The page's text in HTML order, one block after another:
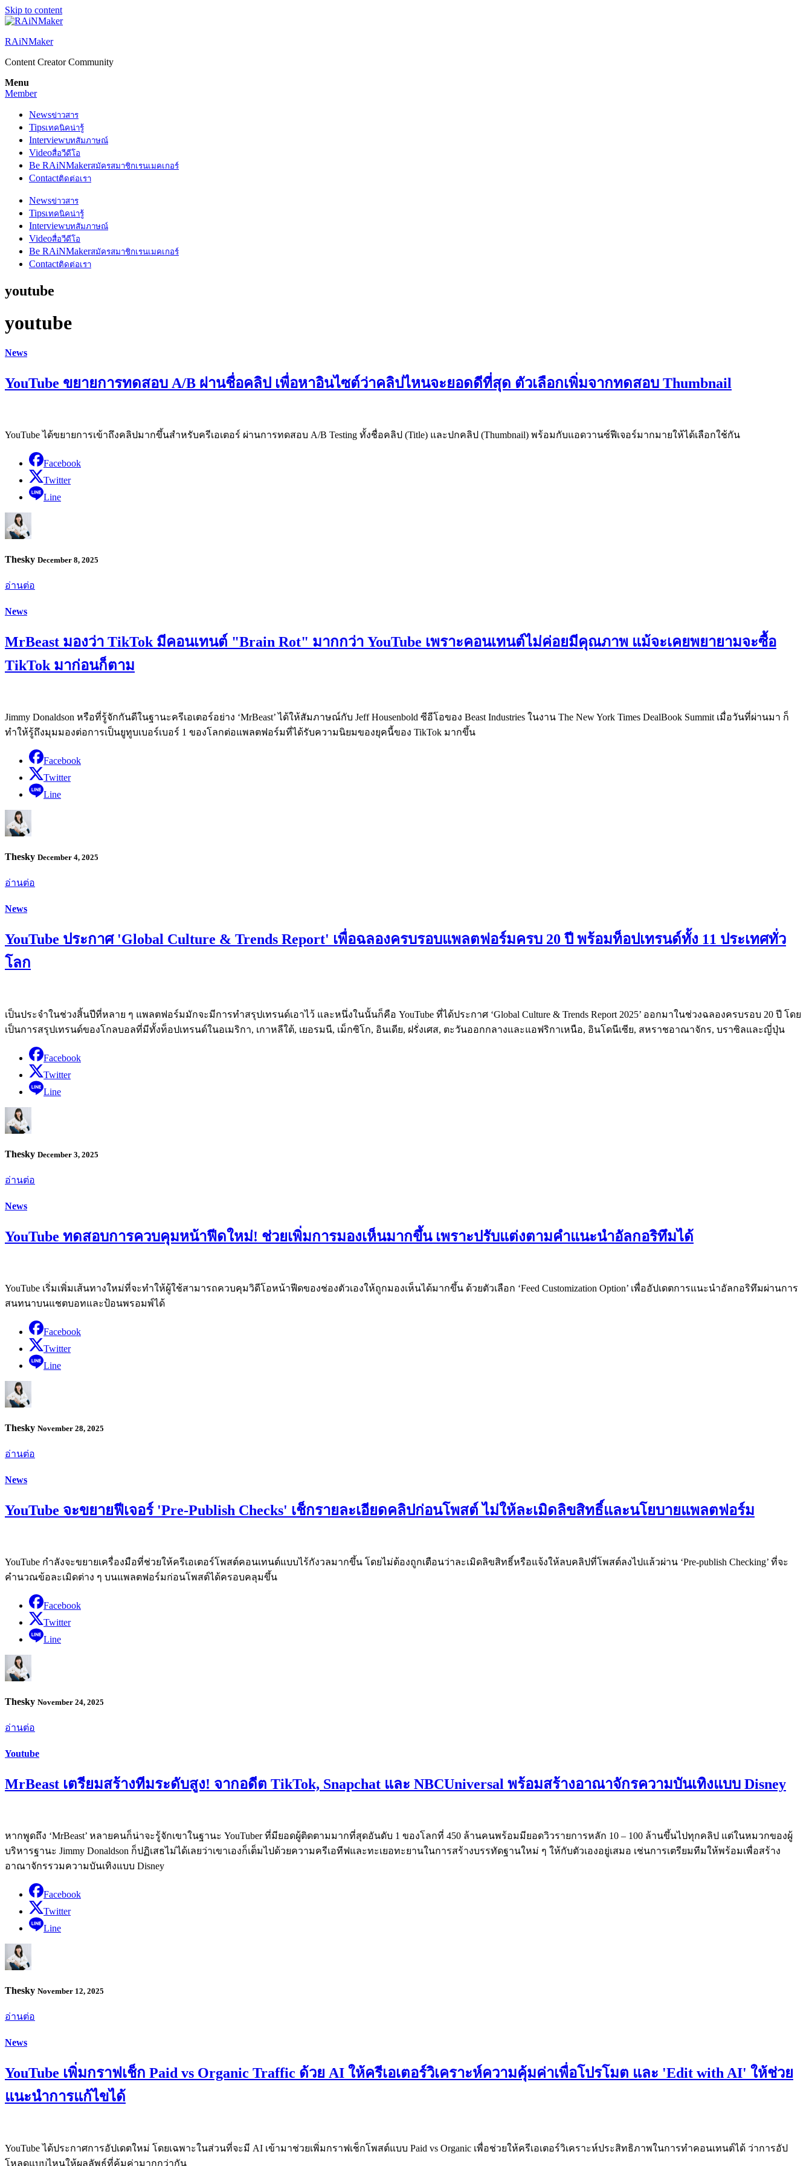
Skip to content
RAiNMaker
Content Creator Community
Menu
Member
Newsข่าวสาร
Tipsเทคนิคน่ารู้
Interviewบทสัมภาษณ์
Videoสื่อวีดีโอ
Be RAiNMakerสมัครสมาชิกเรนเมคเกอร์
Contactติดต่อเรา
Newsข่าวสาร
Tipsเทคนิคน่ารู้
Interviewบทสัมภาษณ์
Videoสื่อวีดีโอ
Be RAiNMakerสมัครสมาชิกเรนเมคเกอร์
Contactติดต่อเรา
youtube
youtube
News
YouTube ขยายการทดสอบ A/B ผ่านชื่อคลิป เพื่อหาอินไซต์ว่าคลิปไหนจะยอดดีที่สุด ตัวเลือกเพิ่มจากทดสอบ Thumbnail
YouTube ได้ขยายการเข้าถึงคลิปมากขึ้นสำหรับครีเอเตอร์ ผ่านการทดสอบ A/B Testing ทั้งชื่อคลิป (Title) และปกคลิป (Thumbnail) พร้อมกับแอดวานซ์ฟีเจอร์มากมายให้ได้เลือกใช้กัน
Facebook
Twitter
Line
Thesky December 8, 2025
อ่านต่อ
News
MrBeast มองว่า TikTok มีคอนเทนต์ "Brain Rot" มากกว่า YouTube เพราะคอนเทนต์ไม่ค่อยมีคุณภาพ แม้จะเคยพยายามจะซื้อ
TikTok มาก่อนก็ตาม
Jimmy Donaldson หรือที่รู้จักกันดีในฐานะครีเอเตอร์อย่าง ‘MrBeast’ ได้ให้สัมภาษณ์กับ Jeff Housenbold ซีอีโอของ Beast Industries ในงาน The New York Times DealBook Summit เมื่อวันที่ผ่านมา ก็
ทำให้รู้ถึงมุมมองต่อการเป็นยูทูบเบอร์เบอร์ 1 ของโลกต่อแพลตฟอร์มที่ได้รับความนิยมของยุคนี้ของ TikTok มากขึ้น
Facebook
Twitter
Line
Thesky December 4, 2025
อ่านต่อ
News
YouTube ประกาศ 'Global Culture & Trends Report' เพื่อฉลองครบรอบแพลตฟอร์มครบ 20 ปี พร้อมท็อปเทรนด์ทั้ง 11 ประเทศทั่ว
โลก
เป็นประจำในช่วงสิ้นปีที่หลาย ๆ แพลตฟอร์มมักจะมีการทำสรุปเทรนด์เอาไว้ และหนึ่งในนั้นก็คือ YouTube ที่ได้ประกาศ ‘Global Culture & Trends Report 2025’ ออกมาในช่วงฉลองครบรอบ 20 ปี โดย
เป็นการสรุปเทรนด์ของโกลบอลที่มีทั้งท็อปเทรนด์ในอเมริกา, เกาหลีใต้, เยอรมนี, เม็กซิโก, อินเดีย, ฝรั่งเศส, ตะวันออกกลางและแอฟริกาเหนือ, อินโดนีเซีย, สหราชอาณาจักร, บราซิลและญี่ปุ่น
Facebook
Twitter
Line
Thesky December 3, 2025
อ่านต่อ
News
YouTube ทดสอบการควบคุมหน้าฟีดใหม่! ช่วยเพิ่มการมองเห็นมากขึ้น เพราะปรับแต่งตามคำแนะนำอัลกอริทึมได้
YouTube เริ่มเพิ่มเส้นทางใหม่ที่จะทำให้ผู้ใช้สามารถควบคุมวิดีโอหน้าฟีดของช่องตัวเองให้ถูกมองเห็นได้มากขึ้น ด้วยตัวเลือก ‘Feed Customization Option’ เพื่ออัปเดตการแนะนำอัลกอริทึมผ่านการ
สนทนาบนแชตบอทและป้อนพรอมพ์ได้
Facebook
Twitter
Line
Thesky November 28, 2025
อ่านต่อ
News
YouTube จะขยายฟีเจอร์ 'Pre-Publish Checks' เช็กรายละเอียดคลิปก่อนโพสต์ ไม่ให้ละเมิดลิขสิทธิ์และนโยบายแพลตฟอร์ม
YouTube กำลังจะขยายเครื่องมือที่ช่วยให้ครีเอเตอร์โพสต์คอนเทนต์แบบไร้กังวลมากขึ้น โดยไม่ต้องถูกเตือนว่าละเมิดลิขสิทธิ์หรือแจ้งให้ลบคลิปที่โพสต์ลงไปแล้วผ่าน ‘Pre-publish Checking’ ที่จะ
คำนวณข้อละเมิดต่าง ๆ บนแพลตฟอร์มก่อนโพสต์ได้ครอบคลุมขึ้น
Facebook
Twitter
Line
Thesky November 24, 2025
อ่านต่อ
Youtube
MrBeast เตรียมสร้างทีมระดับสูง! จากอดีต TikTok, Snapchat และ NBCUniversal พร้อมสร้างอาณาจักรความบันเทิงแบบ Disney
หากพูดถึง ‘MrBeast’ หลายคนก็น่าจะรู้จักเขาในฐานะ YouTuber ที่มียอดผู้ติดตามมากที่สุดอันดับ 1 ของโลกที่ 450 ล้านคนพร้อมมียอดวิวรายการหลัก 10 – 100 ล้านขึ้นไปทุกคลิป แต่ในหมวกของผู้
บริหารฐานะ Jimmy Donaldson ก็ปฏิเสธไม่ได้เลยว่าเขาเองก็เต็มไปด้วยความครีเอทีฟและทะเยอทะยานในการสร้างบรรทัดฐานใหม่ ๆ ให้กับตัวเองอยู่เสมอ เช่นการเตรียมทีมให้พร้อมเพื่อสร้าง
อาณาจักรรวมความบันเทิงแบบ Disney
Facebook
Twitter
Line
Thesky November 12, 2025
อ่านต่อ
News
YouTube เพิ่มกราฟเช็ก Paid vs Organic Traffic ด้วย AI ให้ครีเอเตอร์วิเคราะห์ความคุ้มค่าเพื่อโปรโมต และ 'Edit with AI' ให้ช่วย
แนะนำการแก้ไขได้
YouTube ได้ประกาศการอัปเดตใหม่ โดยเฉพาะในส่วนที่จะมี AI เข้ามาช่วยเพิ่มกราฟเช็กโพสต์แบบ Paid vs Organic เพื่อช่วยให้ครีเอเตอร์วิเคราะห์ประสิทธิภาพในการทำคอนเทนต์ได้ ว่าการอัป
โหลดแบบไหนให้ผลลัพธ์ที่คุ้มค่ามากกว่ากัน